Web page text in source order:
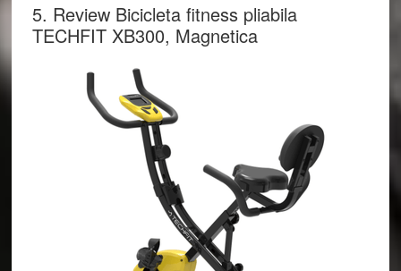
5. Review Bicicleta fitness pliabila
TECHFIT XB300, Magnetica